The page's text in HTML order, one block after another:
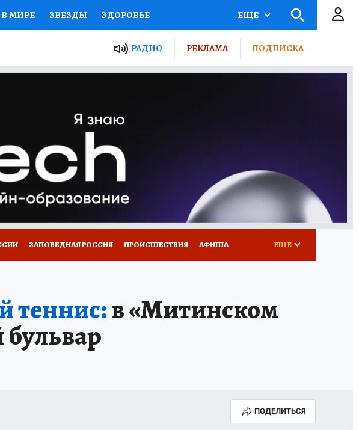
В МИРЕ ЗВЕЗДЫ ЗДОРОВЬЕ
ПРОЕКТЫ РОССИИ АФИША
ЖЕНСКИЕ СЕКРЕТЫ ПУТЕВОДИТЕЛЬ
ГИД ПОТРЕБИТЕЛЯ
ЕЩЕ
РАДИО РЕКЛАМА ПОДПИСКА
ЗАПОВЕДНАЯ РОССИЯ ПРОИСШЕСТВИЯ АФИША ЕЩЕ
теннис:в «Митинском
ПОДЕЛИТЬСЯ